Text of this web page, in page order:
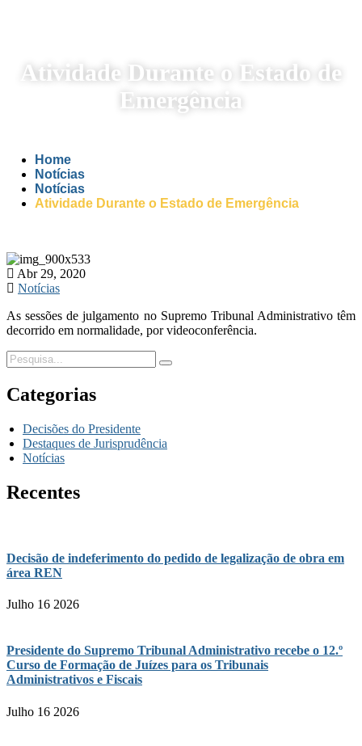
Atividade Durante o Estado de
Emergência
Home
Notícias
Notícias
Atividade Durante o Estado de Emergência
Abr 29, 2020
Notícias
As sessões de julgamento no Supremo Tribunal Administrativo têm
decorrido em normalidade, por videoconferência.
Categorias
Decisões do Presidente
Destaques de Jurisprudência
Notícias
Recentes
Decisão de indeferimento do pedido de legalização de obra em
área REN
Julho 16 2026
Presidente do Supremo Tribunal Administrativo recebe o 12.º
Curso de Formação de Juízes para os Tribunais
Administrativos e Fiscais
Julho 16 2026